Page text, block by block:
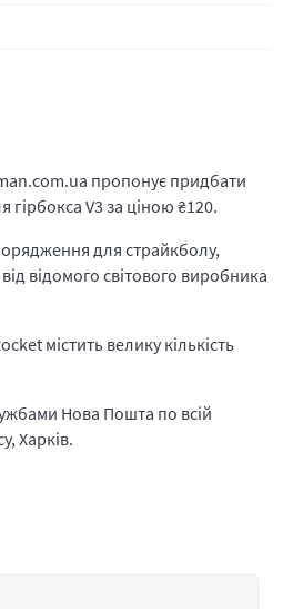
пропонує придбати
гірбокса V3 за ціною ₴120.
для страйкболу,
відомого світового виробника
містить велику кількість
Нова Пошта по всій
Харків.